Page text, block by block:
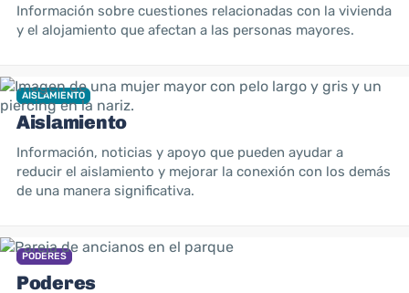
Información sobre cuestiones relacionadas con la vivienda
y el alojamiento que afectan a las personas mayores.
AISLAMIENTO
Aislamiento
Información, noticias y apoyo que pueden ayudar a
reducir el aislamiento y mejorar la conexión con los demás
de una manera significativa.
PODERES
Poderes